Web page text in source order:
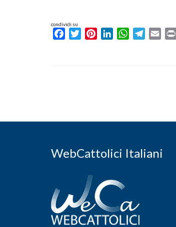
condividi su
FacebookTwitterPinterestLinkedInWhatsAppTelegram
Email
WebCattolici Italiani